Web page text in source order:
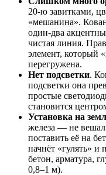
20-ю завитками,
«мешанина».
один-два
чистая линия.
элемент, который
перегружена.
Нет подсветки.
подсветки она
простые
становится
Установка на
железа — не
поставить её на
начнёт «гулять»
бетон, арматура,
0,8–1 м).